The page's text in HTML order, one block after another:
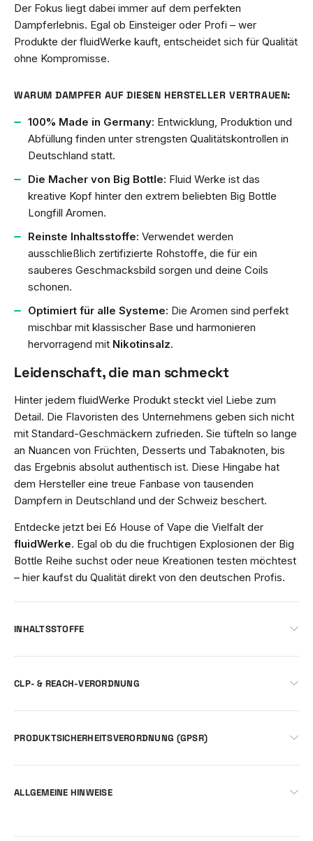
Der Fokus liegt dabei immer auf dem perfekten
Dampferlebnis. Egal ob Einsteiger oder Profi – wer
Produkte der fluidWerke kauft, entscheidet sich für Qualität
ohne Kompromisse.
WARUM DAMPFER AUF DIESEN HERSTELLER VERTRAUEN:
100% Made in Germany: Entwicklung, Produktion und
Abfüllung finden unter strengsten Qualitätskontrollen in
Deutschland statt.
Die Macher von Big Bottle: Fluid Werke ist das
kreative Kopf hinter den extrem beliebten Big Bottle
Longfill Aromen.
Reinste Inhaltsstoffe: Verwendet werden
ausschließlich zertifizierte Rohstoffe, die für ein
sauberes Geschmacksbild sorgen und deine Coils
schonen.
Optimiert für alle Systeme: Die Aromen sind perfekt
mischbar mit klassischer Base und harmonieren
hervorragend mit Nikotinsalz.
Leidenschaft, die man schmeckt
Hinter jedem fluidWerke Produkt steckt viel Liebe zum
Detail. Die Flavoristen des Unternehmens geben sich nicht
mit Standard-Geschmäckern zufrieden. Sie tüfteln so lange
an Nuancen von Früchten, Desserts und Tabaknoten, bis
das Ergebnis absolut authentisch ist. Diese Hingabe hat
dem Hersteller eine treue Fanbase von tausenden
Dampfern in Deutschland und der Schweiz beschert.
Entdecke jetzt bei E6 House of Vape die Vielfalt der
fluidWerke. Egal ob du die fruchtigen Explosionen der Big
Bottle Reihe suchst oder neue Kreationen testen möchtest
– hier kaufst du Qualität direkt von den deutschen Profis.
INHALTSSTOFFE
CLP- & REACH-VERORDNUNG
PRODUKTSICHERHEITSVERORDNUNG (GPSR)
ALLGEMEINE HINWEISE